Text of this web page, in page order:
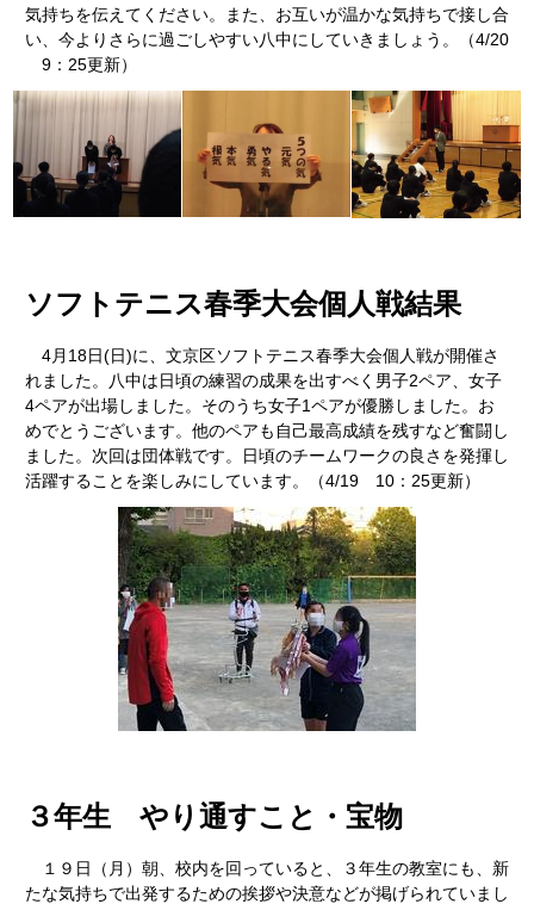
気持ちを伝えてください。また、お互いが温かな気持ちで接し合
い、今よりさらに過ごしやすい八中にしていきましょう。（4/20
9：25更新）
ソフトテニス春季大会個人戦結果
4月18日(日)に、文京区ソフトテニス春季大会個人戦が開催さ
れました。八中は日頃の練習の成果を出すべく男子2ペア、女子
4ペアが出場しました。そのうち女子1ペアが優勝しました。お
めでとうございます。他のペアも自己最高成績を残すなど奮闘し
ました。次回は団体戦です。日頃のチームワークの良さを発揮し
活躍することを楽しみにしています。（4/19 10：25更新）
３年生 やり通すこと・宝物
１９日（月）朝、校内を回っていると、３年生の教室にも、新
たな気持ちで出発するための挨拶や決意などが掲げられていまし